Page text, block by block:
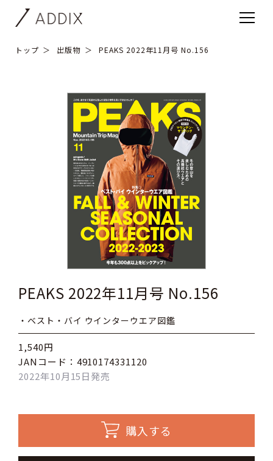
トップ 出版物 PEAKS 2022年11月号 No.156
PEAKS 2022年11月号 No.156
・ベスト・バイ ウインターウエア図鑑
1,540円
JANコード：4910174331120
2022年10月15日発売
購入する